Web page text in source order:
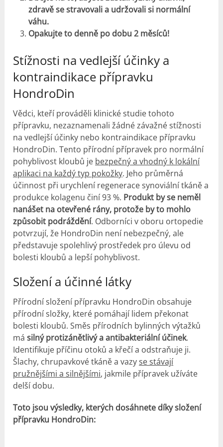
zdravě se stravovali a udržovali si normální
váhu.
Opakujte to denně po dobu 2 měsíců!
Stížnosti na vedlejší účinky a
kontraindikace přípravku
HondroDin
Vědci, kteří prováděli klinické studie tohoto
přípravku, nezaznamenali žádné závažné stížnosti
na vedlejší účinky nebo kontraindikace přípravku
HondroDin. Tento přírodní přípravek pro normální
pohyblivost kloubů je bezpečný a vhodný k lokální
aplikaci na každý typ pokožky. Jeho průměrná
účinnost při urychlení regenerace synoviální tkáně a
produkce kolagenu činí 93 %. Produkt by se neměl
nanášet na otevřené rány, protože by to mohlo
způsobit podráždění. Odborníci v oboru ortopedie
potvrzují, že HondroDin není nebezpečný, ale
představuje spolehlivý prostředek pro úlevu od
bolesti kloubů a lepší pohyblivost.
Složení a účinné látky
Přírodní složení přípravku HondroDin obsahuje
přírodní složky, které pomáhají lidem překonat
bolesti kloubů. Směs přírodních bylinných výtažků
másilný protizánětlivý a antibakteriální účinek.
Identifikuje příčinu otoků a křečí a odstraňuje ji.
Šlachy, chrupavkové tkáně a vazyse stávají
pružnějšími a silnějšími, jakmile přípravek užíváte
delší dobu.
Toto jsou výsledky, kterých dosáhnete díky složení
přípravku HondroDin: